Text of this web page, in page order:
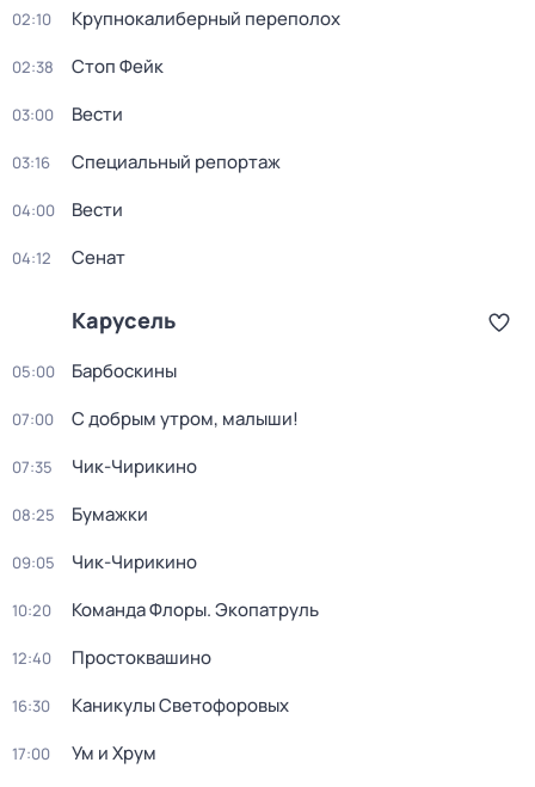
02:10 Крупнокалиберный переполох
02:38 Стоп Фейк
03:00 Вести
03:16 Специальный репортаж
04:00 Вести
04:12 Сенат
Карусель
05:00 Барбоскины
07:00 С добрым утром, малыши!
07:35 Чик-Чирикино
08:25 Бумажки
09:05 Чик-Чирикино
10:20 Команда Флоры. Экопатруль
12:40 Простоквашино
16:30 Каникулы Светофоровых
17:00 Ум и Хрум